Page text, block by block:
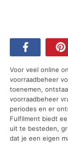
Voor veel online
voorraadbeheer
toenemen,
voorraadbeheer
periodes en er
Fulfilment biedt
uit te besteden,
dat je een eigen